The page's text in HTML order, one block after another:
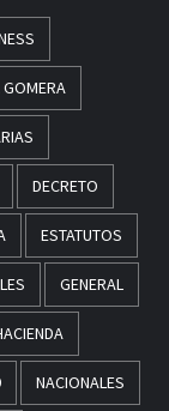
GOMERA
DECRETO
ESTATUTOS
GENERAL
NACIONALES